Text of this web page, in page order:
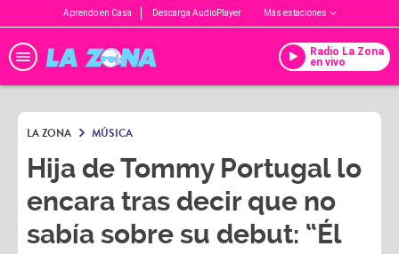
Aprendo en Casa Descarga AudioPlayer Más estaciones
Radio La Zona
en vivo
LA ZONA MÚSICA
Hija de Tommy Portugal lo
encara tras decir que no
sabía sobre su debut: “Él